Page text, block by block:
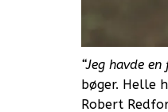
“Jeg havde
bøger. Helle
Robert